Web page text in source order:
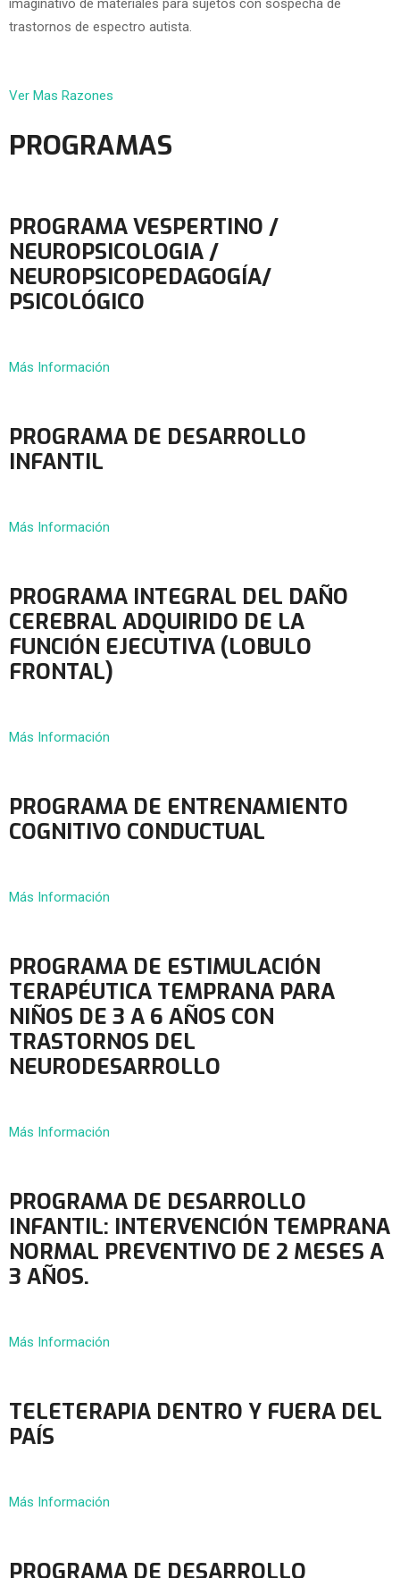
imaginativo de materiales para sujetos con sospecha de
trastornos de espectro autista.
Ver Mas Razones
PROGRAMAS
PROGRAMA VESPERTINO /
NEUROPSICOLOGIA /
NEUROPSICOPEDAGOGÍA/
PSICOLÓGICO
Más Información
PROGRAMA DE DESARROLLO
INFANTIL
Más Información
PROGRAMA INTEGRAL DEL DAÑO
CEREBRAL ADQUIRIDO DE LA
FUNCIÓN EJECUTIVA (LOBULO
FRONTAL)
Más Información
PROGRAMA DE ENTRENAMIENTO
COGNITIVO CONDUCTUAL
Más Información
PROGRAMA DE ESTIMULACIÓN
TERAPÉUTICA TEMPRANA PARA
NIÑOS DE 3 A 6 AÑOS CON
TRASTORNOS DEL
NEURODESARROLLO
Más Información
PROGRAMA DE DESARROLLO
INFANTIL: INTERVENCIÓN TEMPRANA
NORMAL PREVENTIVO DE 2 MESES A
3 AÑOS.
Más Información
TELETERAPIA DENTRO Y FUERA DEL
PAÍS
Más Información
PROGRAMA DE DESARROLLO